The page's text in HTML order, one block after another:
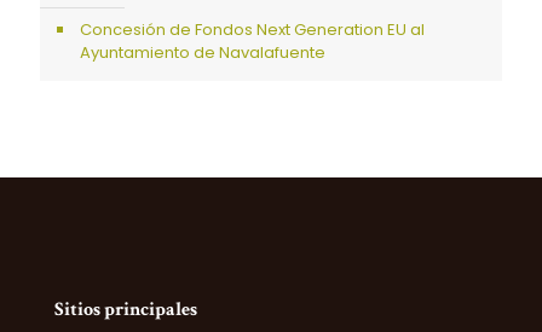
Concesión de Fondos Next Generation EU al
Ayuntamiento de Navalafuente
Sitios principales